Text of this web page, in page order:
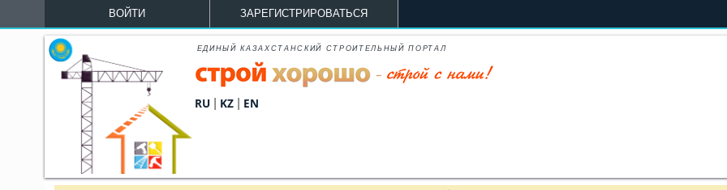
Перейти к основному содержанию
ВОЙТИ ЗАРЕГИСТРИРОВАТЬСЯ
ЕДИНЫЙ КАЗАХСТАНСКИЙ СТРОИТЕЛЬНЫЙ ПОРТАЛ
RU | KZ | EN